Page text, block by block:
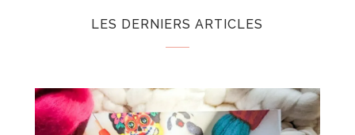
LES DERNIERS ARTICLES